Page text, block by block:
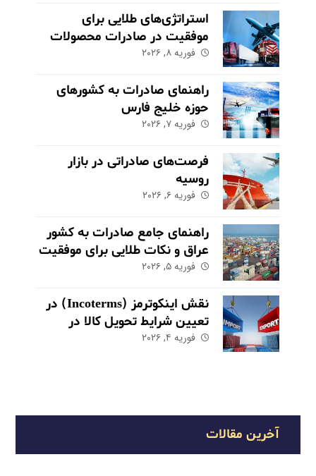
استراتژی‌های طلایی برای
موفقیت در صادرات محصولات
کشاورزی و مواد غذایی
فوریه ۸, ۲۰۲۶
راهنمای صادرات به کشورهای
حوزه خلیج فارس
فوریه ۷, ۲۰۲۶
فرصت‌های صادراتی در بازار
روسیه
فوریه ۶, ۲۰۲۶
راهنمای جامع صادرات به کشور
عراق و نکات طلایی برای موفقیت
در بازار
فوریه ۵, ۲۰۲۶
نقش اینکوترمز (Incoterms) در
تعیین شرایط تحویل کالا در
صادرات
فوریه ۴, ۲۰۲۶
آخرین مقالات